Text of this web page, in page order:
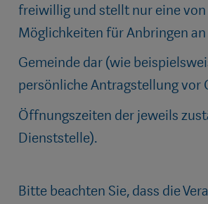
freiwillig und stellt nur eine
Möglichkeiten für Anbringen
Gemeinde dar (wie
persönliche Antragstellung vor
Öffnungszeiten der jeweils
Dienststelle).
Bitte beachten Sie, dass die